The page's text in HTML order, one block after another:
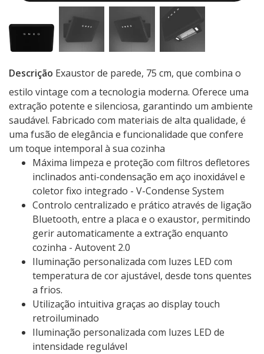
Descrição Exaustor de parede, 75 cm, que combina o
estilo vintage com a tecnologia moderna. Oferece uma
extração potente e silenciosa, garantindo um ambiente
saudável. Fabricado com materiais de alta qualidade, é
uma fusão de elegância e funcionalidade que confere
um toque intemporal à sua cozinha
Máxima limpeza e proteção com filtros defletores
inclinados anti-condensação em aço inoxidável e
coletor fixo integrado - V-Condense System
Controlo centralizado e prático através de ligação
Bluetooth, entre a placa e o exaustor, permitindo
gerir automaticamente a extração enquanto
cozinha - Autovent 2.0
Iluminação personalizada com luzes LED com
temperatura de cor ajustável, desde tons quentes
a frios.
Utilização intuitiva graças ao display touch
retroiluminado
Iluminação personalizada com luzes LED de
intensidade regulável